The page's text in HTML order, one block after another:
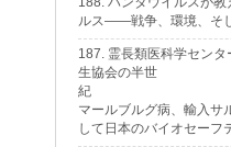
ルス——戦争、環境、そ
187. 霊長類医科学センタ
生協会の半世
紀
マールブルグ病、輸入サ
して日本のバイオセーフ